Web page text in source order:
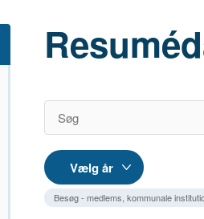
Besøg - medlems, kommunale